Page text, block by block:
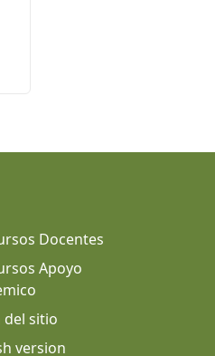
Docentes
Apoyo
del sitio
version